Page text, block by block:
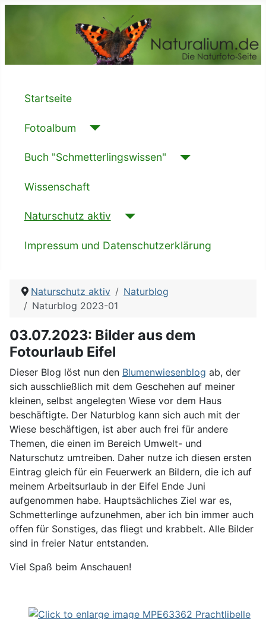
Startseite
Fotoalbum
Buch "Schmetterlingswissen"
Wissenschaft
Naturschutz aktiv
Impressum und Datenschutzerklärung
Naturschutz aktiv
Naturblog
Naturblog 2023-01
03.07.2023: Bilder aus dem
Fotourlaub Eifel
Dieser Blog löst nun den Blumenwiesenblog ab, der
sich ausschließlich mit dem Geschehen auf meiner
kleinen, selbst angelegten Wiese vor dem Haus
beschäftigte. Der Naturblog kann sich auch mit der
Wiese beschäftigen, ist aber auch frei für andere
Themen, die einen im Bereich Umwelt- und
Naturschutz umtreiben. Daher nutze ich diesen ersten
Eintrag gleich für ein Feuerwerk an Bildern, die ich auf
meinem Arbeitsurlaub in der Eifel Ende Juni
aufgenommen habe. Hauptsächliches Ziel war es,
Schmetterlinge aufzunehmen, aber ich bin immer auch
offen für Sonstiges, das fliegt und krabbelt. Alle Bilder
sind in freier Natur entstanden.
Viel Spaß beim Anschauen!